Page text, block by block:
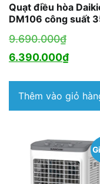
Quạt điều hòa
DM106 công suất
9.690.000₫Giá
gốc
6.390.000₫Giá
tại
là:
Thêm vào giỏ